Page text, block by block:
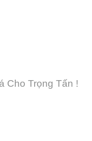
Cho Trọng Tấn !